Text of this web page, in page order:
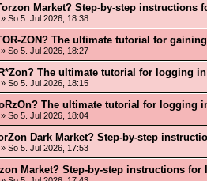
Market? Step-by-step instructions
» So 5. Jul 2026, 18:38
ZON? The ultimate tutorial for
» So 5. Jul 2026, 18:27
The ultimate tutorial for logging
» So 5. Jul 2026, 18:15
The ultimate tutorial for logging
» So 5. Jul 2026, 18:04
Dark Market? Step-by-step
» So 5. Jul 2026, 17:53
Market? Step-by-step instructions